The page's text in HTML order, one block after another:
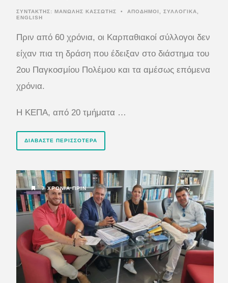
ΣΥΝΤΆΚΤΗΣ: ΜΑΝΩΛΗΣ ΚΑΣΣΩΤΗΣ • ΑΠΟΔΗΜΟΙ , ΣΥΛΛΟΓΙΚΑ,
ENGLISH
Πριν από 60 χρόνια, οι Καρπαθιακοί σύλλογοι δεν
είχαν πια τη δράση που έδειξαν στο διάστημα του
2ου Παγκοσμίου Πολέμου και τα αμέσως επόμενα
χρόνια.
Η ΚΕΠΑ, από 20 τμήματα …
ΔΙΑΒΆΣΤΕ ΠΕΡΙΣΣΌΤΕΡΑ
7 ΧΡΌΝΙΑ ΠΡΙΝ